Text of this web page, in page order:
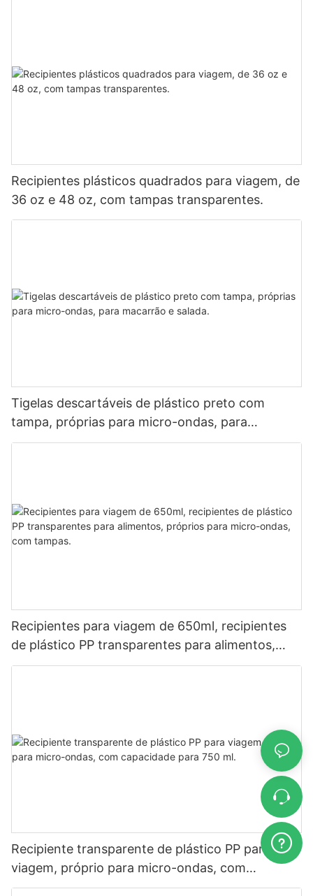
Recipientes plásticos quadrados para viagem, de
36 oz e 48 oz, com tampas transparentes.
Tigelas descartáveis ​​de plástico preto com
tampa, próprias para micro-ondas, para
macarrão e salada.
Recipientes para viagem de 650ml, recipientes
de plástico PP transparentes para alimentos,
próprios para micro-ondas, com tampas.
Recipiente transparente de plástico PP para
viagem, próprio para micro-ondas, com
capacidade para 750 ml.